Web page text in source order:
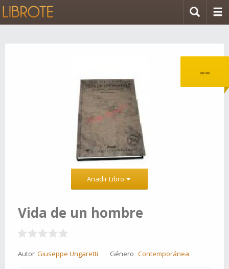
--
Añadir Libro
Vida de un hombre
Autor Giuseppe Ungaretti Género Contemporánea